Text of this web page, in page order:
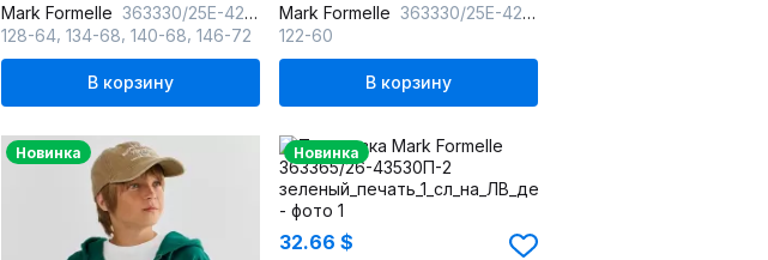
Mark Formelle 363330/25Е-42386П-19 геометрия_на_черном
128-64 134-68 140-68 146-72
В корзину
Mark Formelle 363330/25Е-42385П-19 геометрия_на_черном
122-60
В корзину
Новинка Новинка
32.66 $